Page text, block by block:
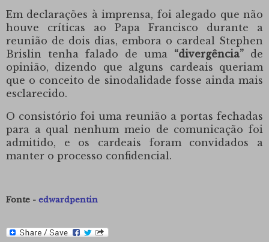
Em declarações à imprensa, foi alegado que não
houve críticas ao Papa Francisco durante a
reunião de dois dias, embora o cardeal Stephen
Brislin tenha falado de uma “divergência” de
opinião, dizendo que alguns cardeais queriam
que o conceito de sinodalidade fosse ainda mais
esclarecido.
O consistório foi uma reunião a portas fechadas
para a qual nenhum meio de comunicação foi
admitido, e os cardeais foram convidados a
manter o processo confidencial.
Fonte - edwardpentin